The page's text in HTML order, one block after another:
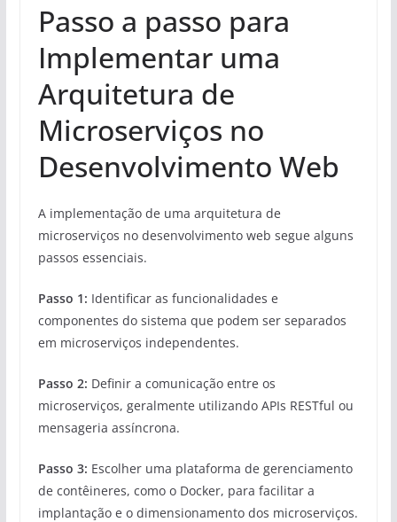
Passo a passo para
Implementar uma
Arquitetura de
Microserviços no
Desenvolvimento Web
A implementação de uma arquitetura de
microserviços no desenvolvimento web segue alguns
passos essenciais.
Passo 1: Identificar as funcionalidades e
componentes do sistema que podem ser separados
em microserviços independentes.
Passo 2: Definir a comunicação entre os
microserviços, geralmente utilizando APIs RESTful ou
mensageria assíncrona.
Passo 3: Escolher uma plataforma de gerenciamento
de contêineres, como o Docker, para facilitar a
implantação e o dimensionamento dos microserviços.